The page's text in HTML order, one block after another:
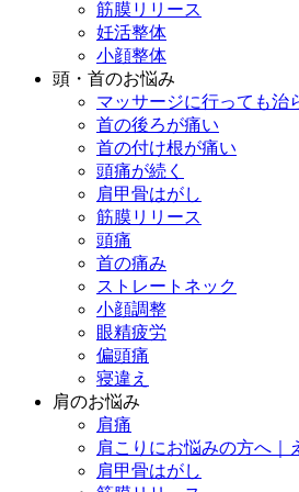
筋膜リリース
妊活整体
小顔整体
頭・首のお悩み
マッサージに行っても治
首の後ろが痛い
首の付け根が痛い
頭痛が続く
肩甲骨はがし
筋膜リリース
頭痛
首の痛み
ストレートネック
小顔調整
眼精疲労
偏頭痛
寝違え
肩のお悩み
肩痛
肩こりにお悩みの方へ｜
肩甲骨はがし